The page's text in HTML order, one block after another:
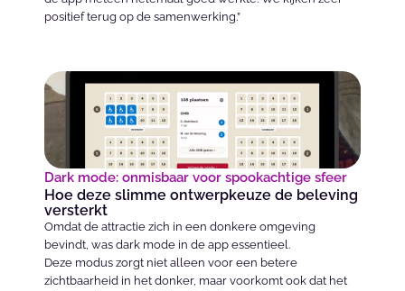
positief terug op de samenwerking.”
Dark mode: onmisbaar voor spookachtige sfeer
Hoe deze slimme ontwerpkeuze de beleving
versterkt
Omdat de attractie zich in een donkere omgeving
bevindt, was dark mode in de app essentieel.
Deze modus zorgt niet alleen voor een betere
zichtbaarheid in het donker, maar voorkomt ook dat het